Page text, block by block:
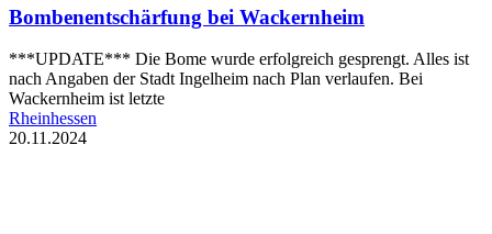
Bombenentschärfung bei Wackernheim
***UPDATE*** Die Bome wurde erfolgreich gesprengt. Alles ist
nach Angaben der Stadt Ingelheim nach Plan verlaufen. Bei
Wackernheim ist letzte
Rheinhessen
20.11.2024